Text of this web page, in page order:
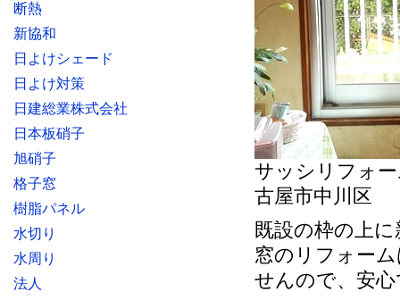
サッシリフォ
古屋市中川区
既設の枠の上
窓のリフォー
せんので、安
断熱
新協和
日よけシェード
日よけ対策
日建総業株式会社
日本板硝子
旭硝子
格子窓
樹脂パネル
水切り
水周り
法人